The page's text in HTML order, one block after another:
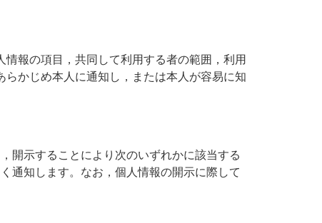
報の項目，共同して利用する者の範囲，利用
かじめ本人に通知し，または本人が容易に知
開示することにより次のいずれかに該当する
通知します。なお，個人情報の開示に際して